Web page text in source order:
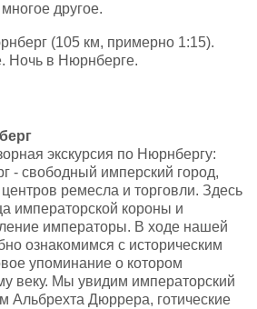
другое.
(105 км, примерно 1:15).
Ночь в Нюрнберге.
экскурсия по Нюрнбергу:
- свободный имперский город,
ремесла и торговли. Здесь
императорской короны и
императоры. В ходе нашей
ознакомимся с историческим
упоминание о котором
веку. Мы увидим императорский
Альбрехта Дюррера, готические